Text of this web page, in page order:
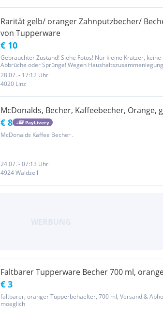
Rarität gelb/ oranger Zahnputzbecher/
von Tupperware
€ 10
Gebrauchter Zustand! Siehe Fotos! Nur kleine Kratzer, keine
Abbrüche oder Sprünge! Wegen
Vielzahl an Tupper abzugeben! Versicherter Versand mit
Österreichweit: 5,- € Privatverkauf: keine Garantie, keine...
28.07. - 17:12 Uhr
4020 Linz
McDonalds, Becher, Kaffeebecher, Orange,
€ 8 PayLivery
McDonalds Kaffee Becher .
24.07. - 07:13 Uhr
4924 Waldzell
Faltbarer Tupperware Becher 700 ml,
€ 3
faltbarer, oranger Tupperbehaelter, 700 ml, Versand &
moeglich